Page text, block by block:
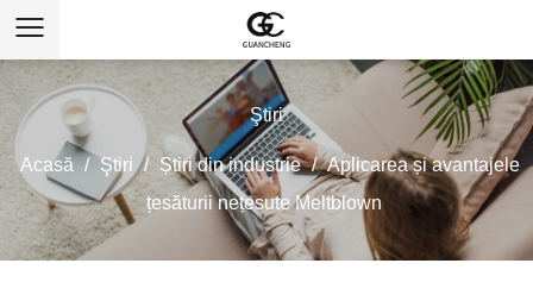
Ştiri
Acasă / Ştiri / Știri din industrie / Aplicarea și avantajele
țesăturii nețesute Meltblown